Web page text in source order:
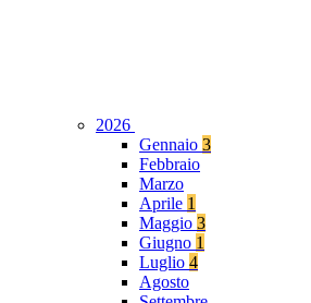
2026
Gennaio 3
Febbraio
Marzo
Aprile 1
Maggio 3
Giugno 1
Luglio 4
Agosto